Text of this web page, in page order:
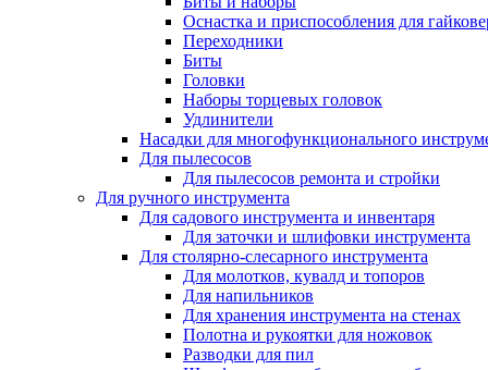
Оснастка и приспособления для
Переходники
Биты
Головки
Наборы торцевых головок
Удлинители
Насадки для многофункционального
Для пылесосов
Для пылесосов ремонта и стройки
Для ручного инструмента
Для садового инструмента и инвентаря
Для заточки и шлифовки инструмента
Для столярно-слесарного инструмента
Для молотков, кувалд и топоров
Для напильников
Для хранения инструмента на стенах
Полотна и рукоятки для ножовок
Разводки для пил